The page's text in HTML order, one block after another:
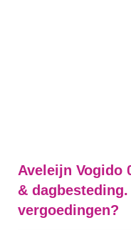
Aveleijn Vogido
&
vergoedingen?